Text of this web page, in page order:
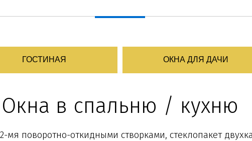
ГОСТИНАЯ ОКНА ДЛЯ ДАЧИ
Окна в спальню / кухню
мя поворотно-откидными створками, стеклопакет